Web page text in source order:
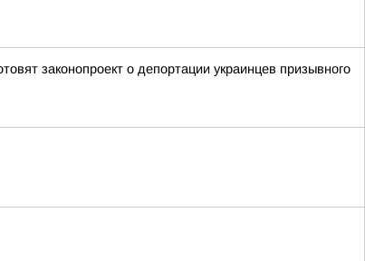
законопроект о депортации украинцев призывного